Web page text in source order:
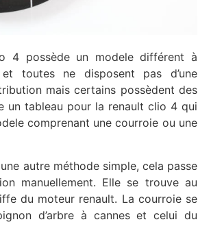
4 possède un modele différent à
toutes ne disposent pas d’une
mais certains possèdent des
un tableau pour la renault clio 4 qui
comprenant une courroie ou une
autre méthode simple, cela passe
manuellement. Elle se trouve au
du moteur renault. La courroie se
d’arbre à cannes et celui du